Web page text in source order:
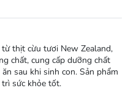
thịt cừu tươi New Zealand,
chất, cung cấp dưỡng chất
sau khi sinh con. Sản phẩm
sức khỏe tốt.